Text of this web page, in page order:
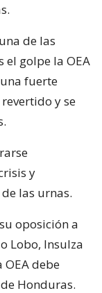
de las
el golpe la OEA
fuerte
y se
y
las urnas.
oposición a
Lobo, Insulza
debe
Honduras.